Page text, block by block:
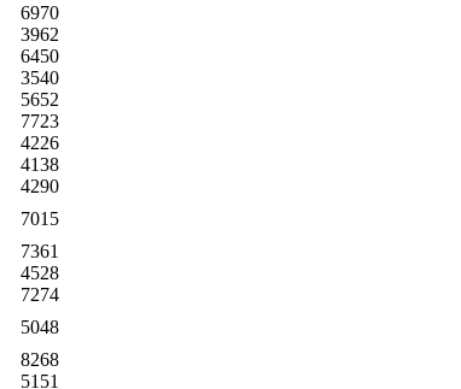
6970
3962
6450
3540
5652
7723
4226
4138
4290
7015
7361
4528
7274
5048
8268
5151